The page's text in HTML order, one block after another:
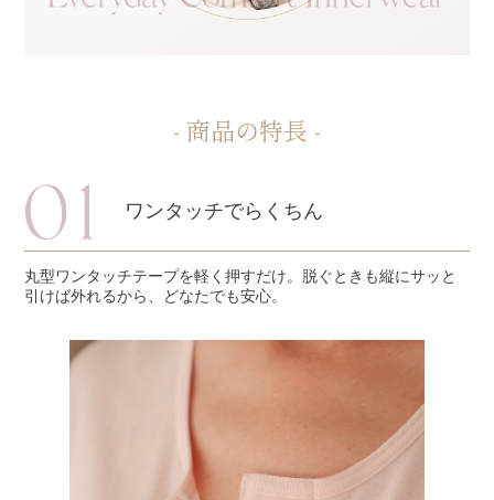
- 商品の特長 -
ワンタッチでらくちん
丸型ワンタッチテープを軽く押すだけ。脱ぐときも縦にサッと
引けば外れるから、どなたでも安心。